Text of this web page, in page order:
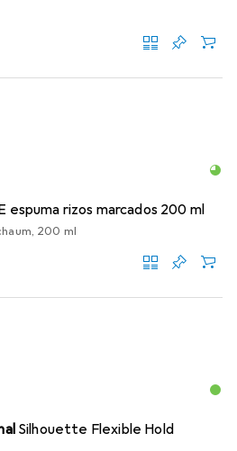
espuma rizos marcados 200 ml
200 ml
Silhouette Flexible Hold